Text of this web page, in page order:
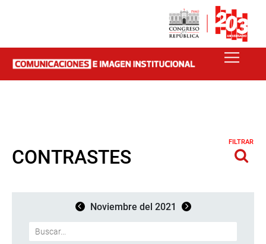
CONTRASTES
FILTRAR
Noviembre del 2021